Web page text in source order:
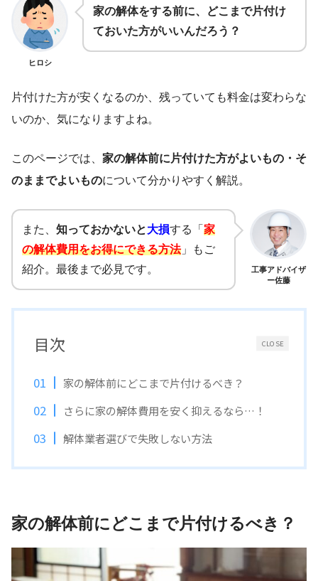
ヒロシ
家の解体をする前に、どこまで片付け
ておいた方がいいんだろう？
片付けた方が安くなるのか、残っていても料金は変わらな
いのか、気になりますよね。
このページでは、 家の解体前に片付けた方がよいもの・そ
のままでよいものについて分かりやすく解説。
また、 知っておかないと大損する「 家
の解体費用をお得にできる方法」もご
紹介。最後まで必見です。
工事アドバイザ
ー佐藤
CLOSE
目次
家の解体前にどこまで片付けるべき？
さらに家の解体費用を安く抑えるなら…！
解体業者選びで失敗しない方法
家の解体前にどこまで片付けるべき？